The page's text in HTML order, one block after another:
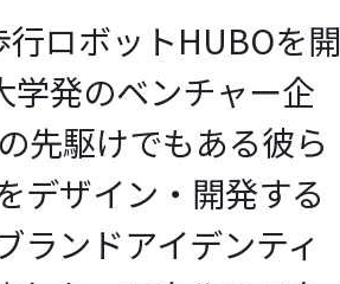
ロボットHUBOを開
学発のベンチャー企
先駆けでもある彼ら
デザイン・開発する
ランドアイデンティ